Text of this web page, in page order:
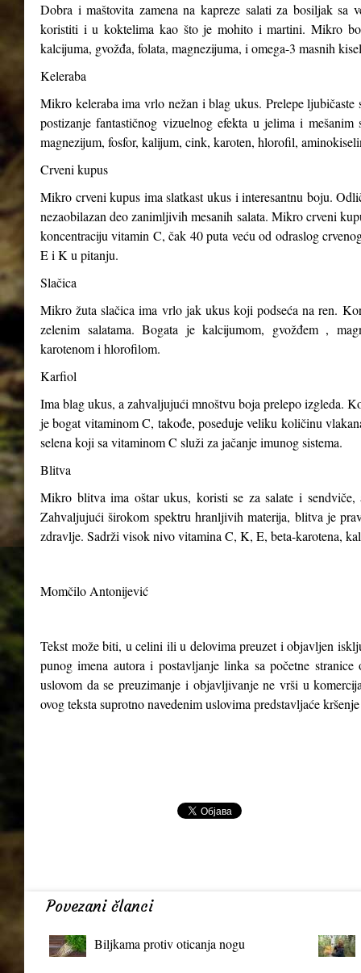
Dobra i maštovita zamena na kapreze salati za bosiljak
koristiti i u koktelima kao što je mohito i martini. Mikro
kalcijuma, gvožđa, folata, magnezijuma, i omega-3 masnih
Keleraba
Mikro keleraba ima vrlo nežan i blag ukus. Prelepe
postizanje fantastičnog vizuelnog efekta u jelima i
magnezijum, fosfor, kalijum, cink, karoten, hlorofil,
Crveni kupus
Mikro crveni kupus ima slatkast ukus i interesantnu boju.
nezaobilazan deo zanimljivih mesanih salata. Mikro crveni
koncentraciju vitamin C, čak 40 puta veću od odraslog
E i K u pitanju.
Slačica
Mikro žuta slačica ima vrlo jak ukus koji podseća na ren.
zelenim salatama. Bogata je kalcijumom, gvožđem ,
karotenom i hlorofilom.
Karfiol
Ima blag ukus, a zahvaljujući mnoštvu boja prelepo izgleda.
je bogat vitaminom C, takođe, poseduje veliku količinu
selena koji sa vitaminom C služi za jačanje imunog sistema.
Blitva
Mikro blitva ima oštar ukus, koristi se za salate i
Zahvaljujući širokom spektru hranljivih materija, blitva je
zdravlje. Sadrži visok nivo vitamina C, K, E, beta-karotena,
Momčilo Antonijević
Tekst može biti, u celini ili u delovima preuzet i objavljen
punog imena autora i postavljanje linka sa početne
uslovom da se preuzimanje i objavljivanje ne vrši u
ovog teksta suprotno navedenim uslovima predstavljaće
Povezani članci
Biljkama protiv oticanja nogu